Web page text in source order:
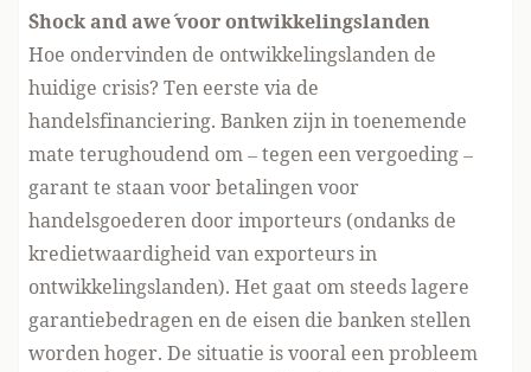
´Shock and awe´ voor ontwikkelingslanden
Hoe ondervinden de ontwikkelingslanden de
huidige crisis? Ten eerste via de
handelsfinanciering. Banken zijn in toenemende
mate terughoudend om – tegen een vergoeding –
garant te staan voor betalingen voor
handelsgoederen door importeurs (ondanks de
kredietwaardigheid van exporteurs in
ontwikkelingslanden). Het gaat om steeds lagere
garantiebedragen en de eisen die banken stellen
worden hoger. De situatie is vooral een probleem